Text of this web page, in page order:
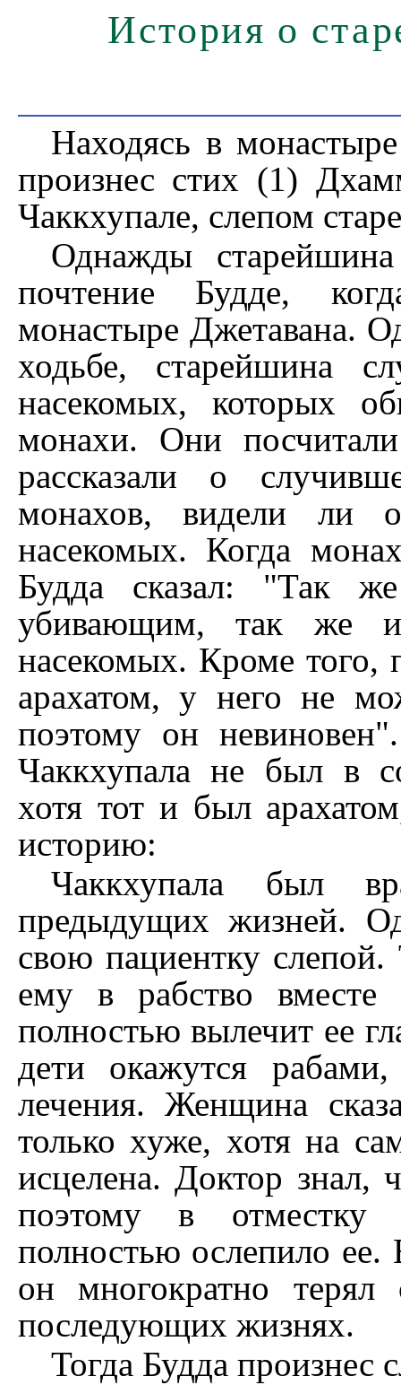
История о
Находясь в
произнес стих (1)
Чаккхупале, слепом
Однажды
почтение Будде,
монастыре Джетавана.
ходьбе, старейшина
насекомых, которых
монахи. Они
рассказали о
монахов, видели ли
насекомых. Когда
Будда сказал: "Так
убивающим, так же
насекомых. Кроме того,
арахатом, у него не
поэтому он
Чаккхупала не был в
хотя тот и был
историю:
Чаккхупала был
предыдущих жизней.
свою пациентку
ему в рабство
полностью вылечит ее
дети окажутся
лечения. Женщина
только хуже, хотя на
исцелена. Доктор знал,
поэтому в отместку
полностью ослепило ее.
он многократно терял
последующих жизнях.
Тогда Будда